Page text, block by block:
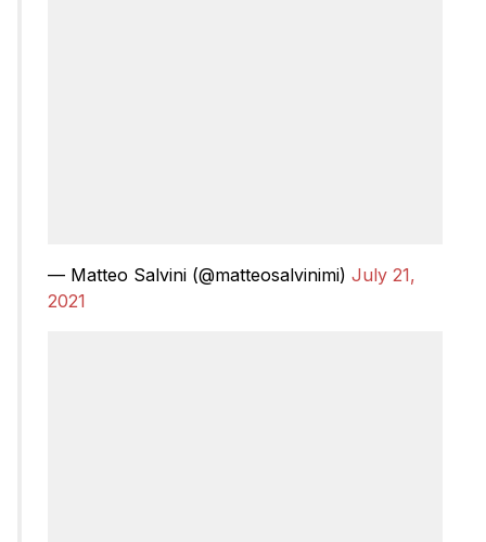
— Matteo Salvini (@matteosalvinimi) July 21,
2021